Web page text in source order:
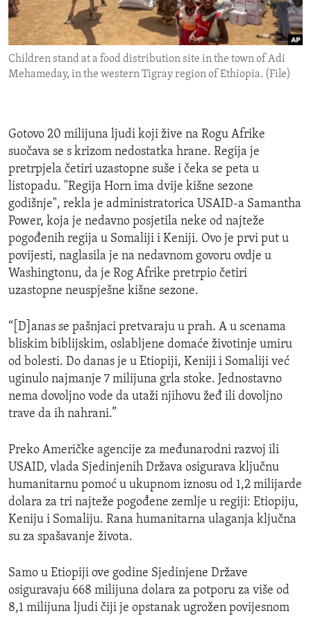
ENVIRONMENT AND HEALTH
IDEALS AND INSTITUTIONS
Children stand at a food distribution site in the town of Adi
Mehameday, in the western Tigray region of Ethiopia. (File)
Gotovo 20 milijuna ljudi koji žive na Rogu Afrike
suočava se s krizom nedostatka hrane. Regija je
pretrpjela četiri uzastopne suše i čeka se peta u
listopadu. "Regija Horn ima dvije kišne sezone
godišnje", rekla je administratorica USAID-a Samantha
Power, koja je nedavno posjetila neke od najteže
pogođenih regija u Somaliji i Keniji. Ovo je prvi put u
povijesti, naglasila je na nedavnom govoru ovdje u
Washingtonu, da je Rog Afrike pretrpio četiri
uzastopne neuspješne kišne sezone.
“[D]anas se pašnjaci pretvaraju u prah. A u scenama
bliskim biblijskim, oslabljene domaće životinje umiru
od bolesti. Do danas je u Etiopiji, Keniji i Somaliji već
uginulo najmanje 7 milijuna grla stoke. Jednostavno
nema dovoljno vode da utaži njihovu žeđ ili dovoljno
trave da ih nahrani.”
Preko Američke agencije za međunarodni razvoj ili
USAID, vlada Sjedinjenih Država osigurava ključnu
humanitarnu pomoć u ukupnom iznosu od 1,2 milijarde
dolara za tri najteže pogođene zemlje u regiji: Etiopiju,
Keniju i Somaliju. Rana humanitarna ulaganja ključna
su za spašavanje života.
Samo u Etiopiji ove godine Sjedinjene Države
osiguravaju 668 milijuna dolara za potporu za više od
8,1 milijuna ljudi čiji je opstanak ugrožen povijesnom